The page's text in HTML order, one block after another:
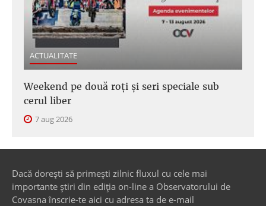
ACTUALITATE
Weekend pe două roți și seri speciale sub
cerul liber
7 aug 2026
Dacă dorești să primești zilnic fluxul cu cele mai
importante știri din ediția on-line a Observatorului de
Covasna înscrie-te aici cu adresa ta de e-mail